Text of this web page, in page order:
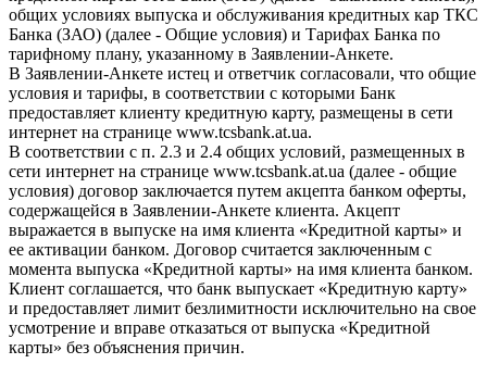
общих условиях выпуска и обслуживания кредитных кар ТКС
Банка (ЗАО) (далее - Общие условия) и Тарифах Банка по
тарифному плану, указанному в Заявлении-Анкете.
В Заявлении-Анкете истец и ответчик согласовали, что общие
условия и тарифы, в соответствии с которыми Банк
предоставляет клиенту кредитную карту, размещены в сети
интернет на странице www.tcsbank.at.ua.
В соответствии с п. 2.3 и 2.4 общих условий, размещенных в
сети интернет на странице www.tcsbank.at.ua (далее - общие
условия) договор заключается путем акцепта банком оферты,
содержащейся в Заявлении-Анкете клиента. Акцепт
выражается в выпуске на имя клиента «Кредитной карты» и
ее активации банком. Договор считается заключенным с
момента выпуска «Кредитной карты» на имя клиента банком.
Клиент соглашается, что банк выпускает «Кредитную карту»
и предоставляет лимит безлимитности исключительно на свое
усмотрение и вправе отказаться от выпуска «Кредитной
карты» без объяснения причин.